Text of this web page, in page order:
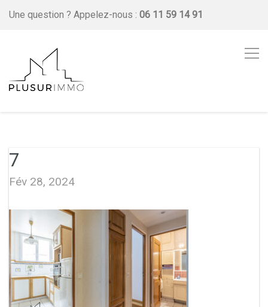
Une question ? Appelez-nous : 06 11 59 14 91
7
Fév 28, 2024